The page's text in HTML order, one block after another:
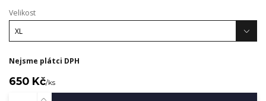
Velikost
Nejsme plátci DPH
650 Kč/ks